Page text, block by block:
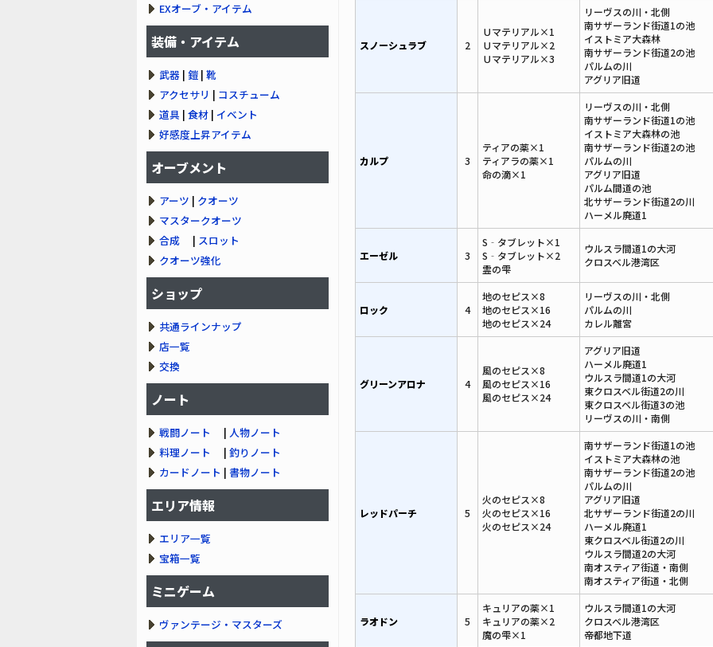
スノーシュラブ 2
Ｕマテリアル×1
Ｕマテリアル×2
Ｕマテリアル×3
リーヴスの川・北側
南サザーランド街道1の池
イストミア大森林
南サザーランド街道2の池
パルムの川
アグリア旧道
カルプ 3
ティアの薬×1
ティアラの薬×1
命の滴×1
リーヴスの川・北側
南サザーランド街道1の池
イストミア大森林の池
南サザーランド街道2の池
パルムの川
アグリア旧道
パルム間道の池
北サザーランド街道2の川
ハーメル廃道1
エーゼル 3
S‐タブレット×1
S‐タブレット×2
霊の雫
ウルスラ間道1の大河
クロスベル港湾区
ロック 4
地のセピス×8
地のセピス×16
地のセピス×24
リーヴスの川・北側
パルムの川
カレル離宮
グリーンアロナ 4
風のセピス×8
風のセピス×16
風のセピス×24
アグリア旧道
ハーメル廃道1
ウルスラ間道1の大河
東クロスベル街道2の川
東クロスベル街道3の池
リーヴスの川・南側
レッドパーチ 5
火のセピス×8
火のセピス×16
火のセピス×24
南サザーランド街道1の池
イストミア大森林の池
南サザーランド街道2の池
パルムの川
アグリア旧道
北サザーランド街道2の川
ハーメル廃道1
東クロスベル街道2の川
ウルスラ間道2の大河
南オスティア街道・南側
南オスティア街道・北側
ラオドン 5
キュリアの薬×1
キュリアの薬×2
魔の雫×1
ウルスラ間道1の大河
クロスベル港湾区
帝都地下道
EXオーブ・アイテム
装備・アイテム
武器 | 鎧 | 靴
アクセサリ | コスチューム
道具 | 食材 | イベント
好感度上昇アイテム
オーブメント
アーツ | クオーツ
マスタークオーツ
合成 | スロット
クオーツ強化
ショップ
共通ラインナップ
店一覧
交換
ノート
戦闘ノート | 人物ノート
料理ノート
| 釣りノート
カードノート | 書物ノート
エリア情報
エリア一覧
宝箱一覧
ミニゲーム
ヴァンテージ・マスターズ